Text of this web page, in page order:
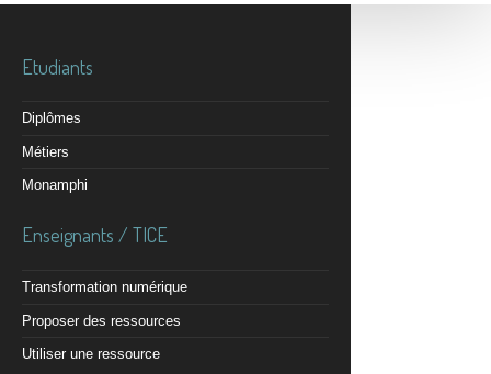
Etudiants
Diplômes
Métiers
Monamphi
Enseignants / TICE
Transformation numérique
Proposer des ressources
Utiliser une ressource